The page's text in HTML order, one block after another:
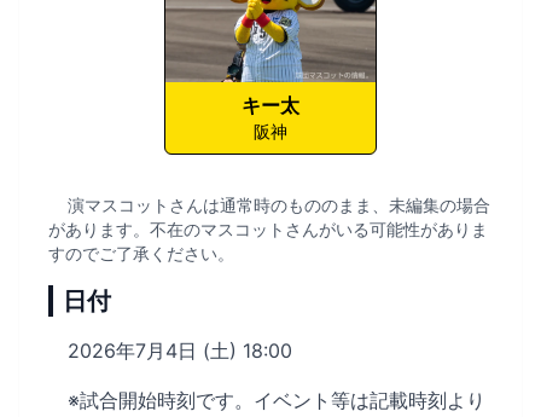
キー太
阪神
演マスコットさんは通常時のもののまま、未編集の場合
があります。不在のマスコットさんがいる可能性がありま
すのでご了承ください。
日付
2026年7月4日 (土) 18:00
※試合開始時刻です。イベント等は記載時刻より